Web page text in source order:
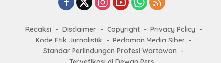
Redaksi Disclaimer Copyright
Privacy Policy
Kode Etik Jurnalistik
Pedoman Media Siber
Standar Perlindungan Profesi Wartawan